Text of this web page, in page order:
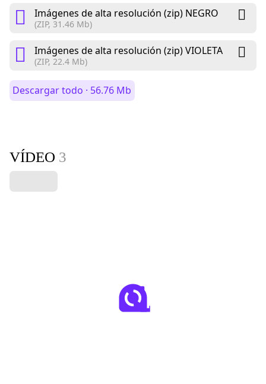
Imágenes de alta resolución (zip) NEGRO
(ZIP, 31.46 Mb)
Imágenes de alta resolución (zip) VIOLETA
(ZIP, 22.4 Mb)
Descargar todo · 56.76 Mb
VÍDEO 3